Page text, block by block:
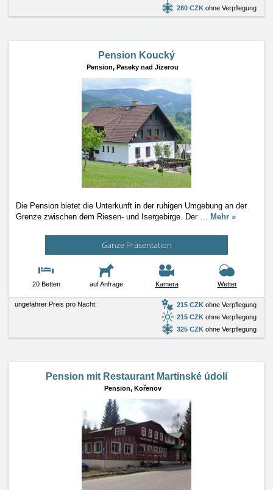
280 CZK ohne Verpflegung
Pension Koucký
Pension, Paseky nad Jizerou
Die Pension bietet die Unterkunft in der ruhigen Umgebung an der
Grenze zwischen dem Riesen- und Isergebirge. Der … Mehr »
Ganze Präsentation
20 Betten auf Anfrage Kamera Wetter
ungefährer Preis pro Nacht: 215 CZK ohne Verpflegung
215 CZK ohne Verpflegung
325 CZK ohne Verpflegung
Pension mit Restaurant Martinské údolí
Pension, Kořenov